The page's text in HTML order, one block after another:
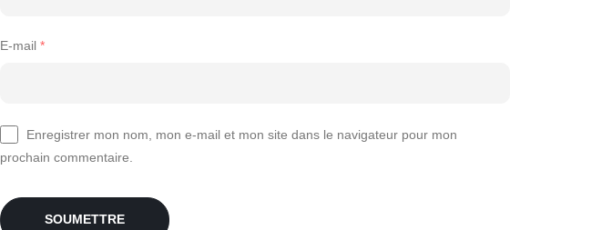
E-mail *
Enregistrer mon nom, mon e-mail et mon site dans le navigateur pour mon
prochain commentaire.